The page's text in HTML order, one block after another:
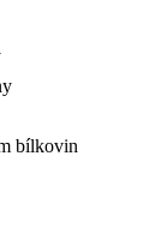
bílkovin